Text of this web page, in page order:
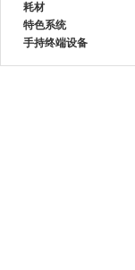
耗材
特色系统
手持终端设备